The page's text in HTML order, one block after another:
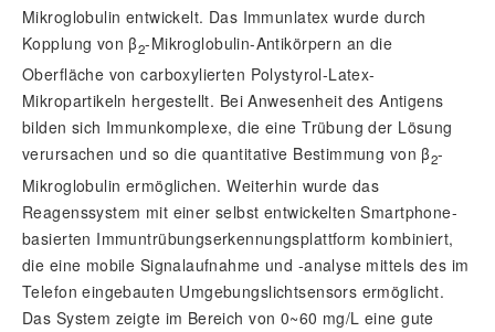
Mikroglobulin entwickelt. Das Immunlatex wurde durch
Kopplung von β2-Mikroglobulin-Antikörpern an die
Oberfläche von carboxylierten Polystyrol-Latex-
Mikropartikeln hergestellt. Bei Anwesenheit des Antigens
bilden sich Immunkomplexe, die eine Trübung der Lösung
verursachen und so die quantitative Bestimmung von β2-
Mikroglobulin ermöglichen. Weiterhin wurde das
Reagenssystem mit einer selbst entwickelten Smartphone-
basierten Immuntrübungserkennungsplattform kombiniert,
die eine mobile Signalaufnahme und -analyse mittels des im
Telefon eingebauten Umgebungslichtsensors ermöglicht.
Das System zeigte im Bereich von 0~60 mg/L eine gute